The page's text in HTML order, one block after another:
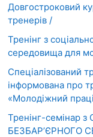
Довгостроковий
тренерів /
Тренінг з
середовища для
Спеціалізований
інформована про
«Молодіжний
Тренінг-семінар
БЕЗБАР’ЄРНОГО